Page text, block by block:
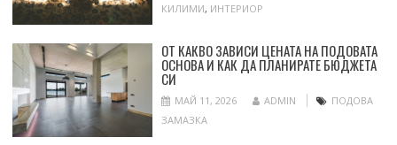
КИЛИМИ, ИНТЕРИОР
ОТ КАКВО ЗАВИСИ ЦЕНАТА НА ПОДОВАТА
ОСНОВА И КАК ДА ПЛАНИРАТЕ БЮДЖЕТА
СИ
МАЙ 11, 2026 ADMIN
ПОДОВА
ЗАМАЗКА